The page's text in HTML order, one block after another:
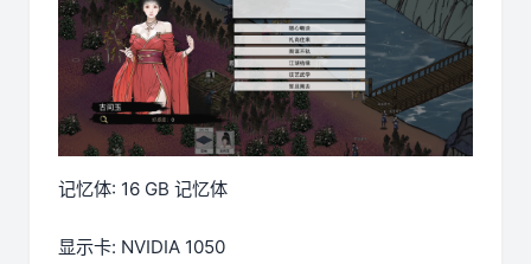
记忆体: 16 GB 记忆体
显示卡: NVIDIA 1050